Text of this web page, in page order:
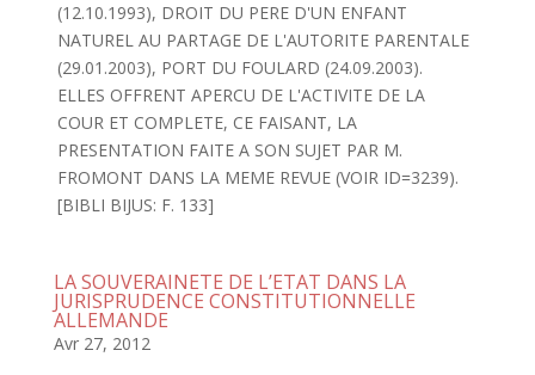
(12.10.1993), DROIT DU PERE D'UN ENFANT
NATUREL AU PARTAGE DE L'AUTORITE PARENTALE
(29.01.2003), PORT DU FOULARD (24.09.2003).
ELLES OFFRENT APERCU DE L'ACTIVITE DE LA
COUR ET COMPLETE, CE FAISANT, LA
PRESENTATION FAITE A SON SUJET PAR M.
FROMONT DANS LA MEME REVUE (VOIR ID=3239).
[BIBLI BIJUS: F. 133]
LA SOUVERAINETE DE L’ETAT DANS LA
JURISPRUDENCE CONSTITUTIONNELLE
ALLEMANDE
Avr 27, 2012